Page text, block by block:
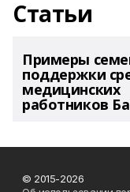
Статьи
Примеры
поддержки
медицинских
работников
© 2015-2026